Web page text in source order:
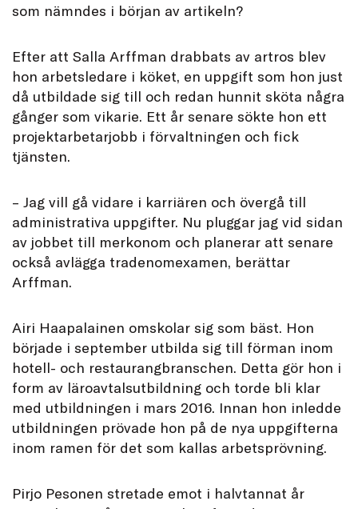
som nämndes i början av artikeln?
Efter att Salla Arffman drabbats av artros blev
hon arbetsledare i köket, en uppgift som hon just
då utbildade sig till och redan hunnit sköta några
gånger som vikarie. Ett år senare sökte hon ett
projektarbetarjobb i förvaltningen och fick
tjänsten.
– Jag vill gå vidare i karriären och övergå till
administrativa uppgifter. Nu pluggar jag vid sidan
av jobbet till merkonom och planerar att senare
också avlägga tradenomexamen, berättar
Arffman.
Airi Haapalainen omskolar sig som bäst. Hon
började i september utbilda sig till förman inom
hotell- och restaurangbranschen. Detta gör hon i
form av läroavtalsutbildning och torde bli klar
med utbildningen i mars 2016. Innan hon inledde
utbildningen prövade hon på de nya uppgifterna
inom ramen för det som kallas arbetsprövning.
Pirjo Pesonen stretade emot i halvtannat år